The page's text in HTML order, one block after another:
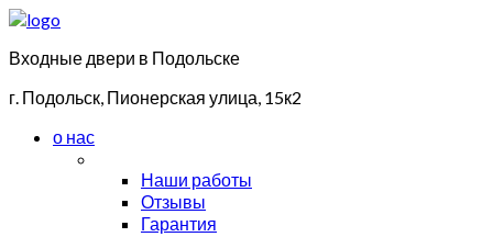
Входные двери в Подольске
г. Подольск, Пионерская улица, 15к2
о нас
Наши работы
Отзывы
Гарантия